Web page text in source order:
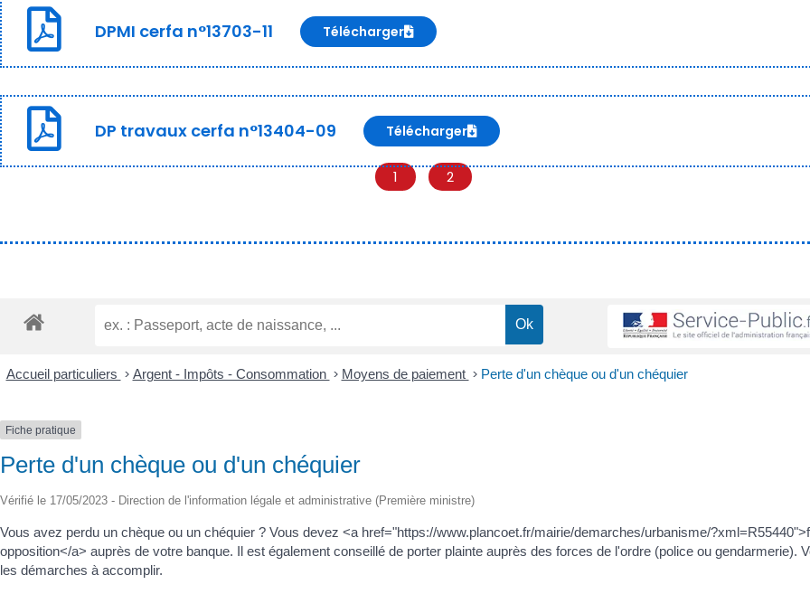
DPMI cerfa n°13703-11 Télécharger
DP travaux cerfa n°13404-09 Télécharger
1 2
Accueil particuliers > Argent - Impôts - Consommation > Moyens de paiement > Perte d'un chèque ou d'un chéquier
Fiche pratique
Perte d'un chèque ou d'un chéquier
Vérifié le 17/05/2023 - Direction de l'information légale et administrative (Première ministre)
Vous avez perdu un chèque ou un chéquier ? Vous devez <a href="https://www.plancoet.fr/mairie/demarches/urbanisme/
opposition</a> auprès de votre banque. Il est également conseillé de porter plainte auprès des forces de l'ordre (police ou gendarmerie).
les démarches à accomplir.